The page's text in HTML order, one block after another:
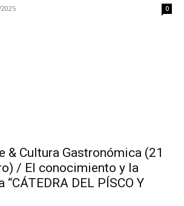
0
& Cultura Gastronómica (21
/ El conocimiento y la
DEL PÍSCO Y